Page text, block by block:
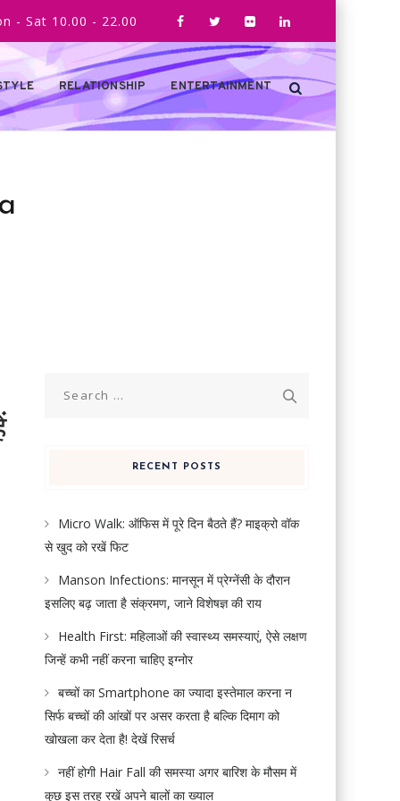
- Sat 10.00 - 22.00
RELATIONSHIP ENTERTAINMENT
RECENT POSTS
Micro Walk: ऑफिस में पूरे दिन बैठते हैं? माइक्रो वॉक
से खुद को रखें फिट
Manson Infections: मानसून में प्रेग्नेंसी के दौरान
इसलिए बढ़ जाता है संक्रमण, जाने विशेषज्ञ की राय
Health First: महिलाओं की स्वास्थ्य समस्याएं, ऐसे लक्षण
जिन्हें कभी नहीं करना चाहिए इग्नोर
बच्चों का Smartphone का ज्यादा इस्तेमाल करना न
सिर्फ बच्चों की आंखों पर असर करता है बल्कि दिमाग को
खोखला कर देता है! देखें रिसर्च
नहीं होगी Hair Fall की समस्या अगर बारिश के मौसम में
कुछ इस तरह रखें अपने बालों का ख्याल